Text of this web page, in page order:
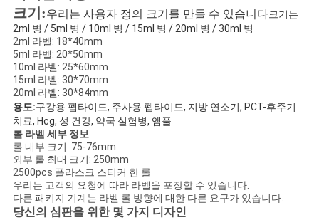
트
맵
PRIVACY
POLICY
크기:우리는 사용자 정의 크기를 만들 수 있습니다크기는
2ml 병 / 5ml 병 / 10ml 병 / 15ml 병 / 20ml 병 / 30ml 병
2ml 라벨: 18*40mm
5ml 라벨: 20*50mm
10ml 라벨: 25*60mm
15ml 라벨: 30*70mm
20ml 라벨: 30*84mm
용도:구강용 펩타이드, 주사용 펩타이드, 지방 연소기, PCT-후주기
치료, Hcg, 성 건강, 약국 실험병, 앰풀
롤 라벨 세부 정보
롤 내부 크기: 75-76mm
외부 롤 최대 크기: 250mm
2500pcs 플라스크 스티커 한 롤
우리는 고객의 요청에 따라 라벨을 포장할 수 있습니다.
다른 패키지 기계는 라벨 롤 방향에 대한 다른 요구가 있습니다.
당신의 심판을 위한 몇 가지 디자인